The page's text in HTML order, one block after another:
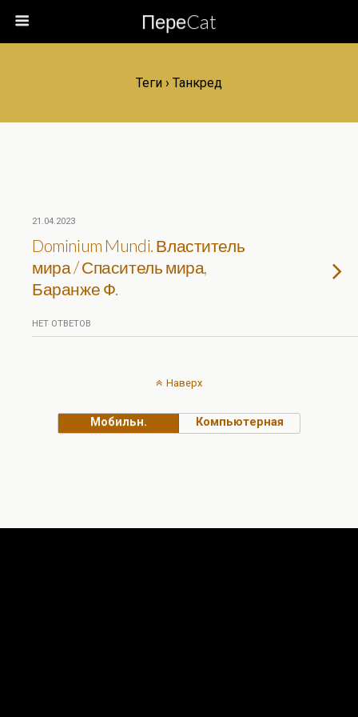
ПереCat
Теги › Танкред
21.04.2023
Dominium Mundi. Властитель
мира / Спаситель мира,
Баранже Ф.
НЕТ ОТВЕТОВ
Наверх
Мобильн. Компьютерная